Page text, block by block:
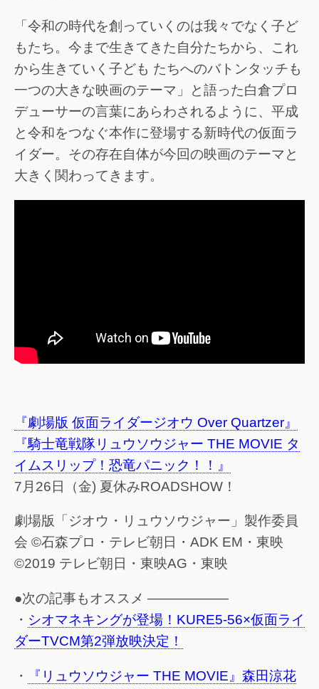
「令和の時代を創っていくのは我々でなく子ど
もたち。今まで生きてきた自分たちから、これ
から生きていく子ども たちへのバトンタッチも
一つの大きな映画のテーマ」と語った白倉プロ
デューサーの言葉にあらわされるように、平成
と令和をつなぐ本作に登場する新時代の仮面ラ
イダー。その存在自体が今回の映画のテーマと
大きく関わってきます。
『劇場版 仮面ライダージオウ Over Quartzer』
『騎士竜戦隊リュウソウジャー THE MOVIE タ
イムスリップ！恐竜パニック！！』
7月26日（金) 夏休みROADSHOW！
劇場版「ジオウ・リュウソウジャー」製作委員
会 ©石森プロ・テレビ朝日・ADK EM・東映
©2019 テレビ朝日・東映AG・東映
●次の記事もオススメ ——————
・ シオマネキングが登場！KURE5-56×仮面ライ
ダーTVCM第2弾放映決定！
・ 『リュウソウジャー THE MOVIE』森田涼花